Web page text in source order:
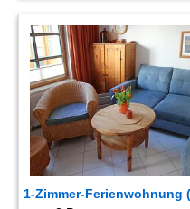
1-Zimmer-Ferienwohnung